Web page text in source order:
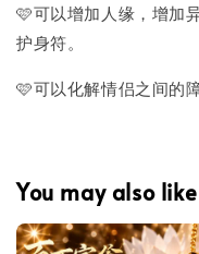
🩷可以增加人缘，增加
护身符。
🩷可以化解情侣之间的
You may also like